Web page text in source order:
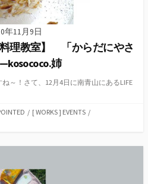
年11月9日
料理教室】 「からだにやさ
姉
～！さて、12月4日に南青山にあるLIFE
/ [ WORKS ] EVENTS /